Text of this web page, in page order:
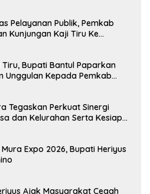
Pelayanan Publik, Pemkab
Kunjungan Kaji Tiru Ke
Bupati Bantul Paparkan
Unggulan Kepada Pemkab
Tegaskan Perkuat Sinergi
dan Kelurahan Serta Kesiapan
Expo 2026, Bupati Heriyus
Ajak Masyarakat Cegah